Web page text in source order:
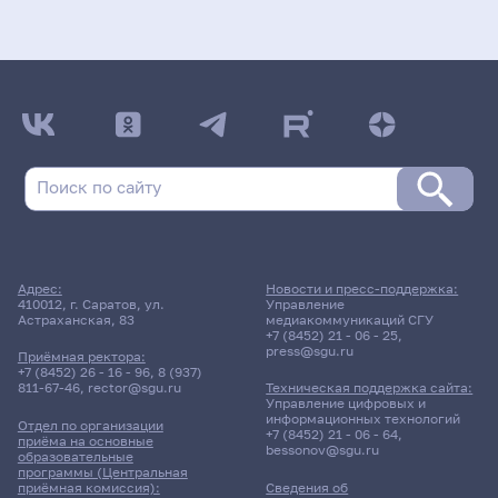
Адрес:
410012, г. Саратов, ул.
Астраханская, 83
Приёмная ректора:
+7 (8452) 26 - 16 - 96, 8 (937)
811-67-46, rector@sgu.ru
Отдел по организации
приёма на основные
образовательные
программы (Центральная
приёмная комиссия):
Сведения об
Новости и пресс-поддержка:
Управление
медиакоммуникаций СГУ
+7 (8452) 21 - 06 - 25,
press@sgu.ru
Техническая поддержка сайта:
Управление цифровых и
информационных технологий
+7 (8452) 21 - 06 - 64,
bessonov@sgu.ru